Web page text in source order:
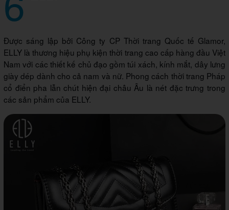
Được sáng lập bởi Công ty CP Thời trang Quốc tế Glamor,
ELLY là thương hiệu phụ kiện thời trang cao cấp hàng đầu Việt
Nam với các thiết kế chủ đạo gồm túi xách, kính mắt, dây lưng
giày dép dành cho cả nam và nữ. Phong cách thời trang Pháp
cổ điển pha lẫn chút hiện đại châu Âu là nét đặc trưng trong
các sản phẩm của ELLY.